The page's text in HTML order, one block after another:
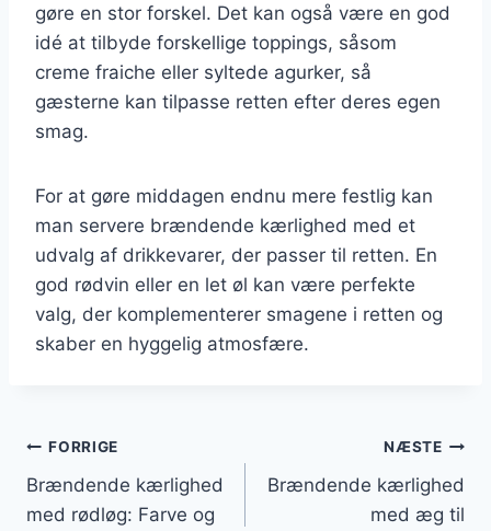
gøre en stor forskel. Det kan også være en god
idé at tilbyde forskellige toppings, såsom
creme fraiche eller syltede agurker, så
gæsterne kan tilpasse retten efter deres egen
smag.
For at gøre middagen endnu mere festlig kan
man servere brændende kærlighed med et
udvalg af drikkevarer, der passer til retten. En
god rødvin eller en let øl kan være perfekte
valg, der komplementerer smagene i retten og
skaber en hyggelig atmosfære.
Indlægsnavigation
FORRIGE
Brændende kærlighed
med rødløg: Farve og
NÆSTE
Brændende kærlighed
med æg til